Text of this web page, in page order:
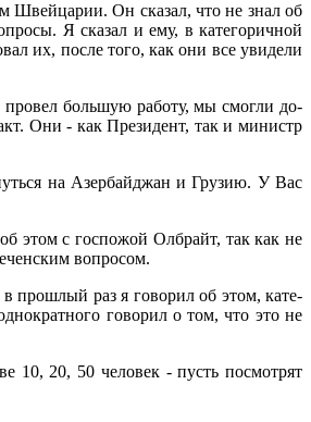
Швейцарии. Он сказал, что не знал об
Я сказал и ему, в кате­горичной
их, после того, как они все увидели
боль­шую работу, мы смогли до­
Они - как Президент, так и министр
на Азер­байджан и Грузию. У Вас
этом с госпожой Олбрайт, так как не
вопросом.
в прошлый раз я говорил об этом, кате­
говорил о том, что это не
10, 20, 50 человек - пусть посмотрят